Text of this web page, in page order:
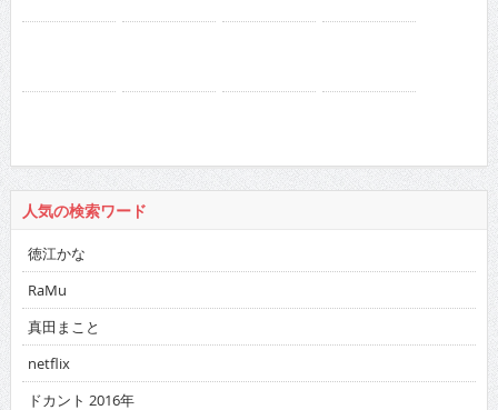
2023:01 02 03 04 05 06
07
08
09 10 11
12
2022:01 02
08
09 10 11
12
2020:01
2019:01 02